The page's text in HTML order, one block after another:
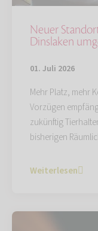
Neuer
Dinslaken
01. Juli 2026
Mehr Platz, mehr
Vorzügen
zukünftig
bisherigen
Weiterlesen